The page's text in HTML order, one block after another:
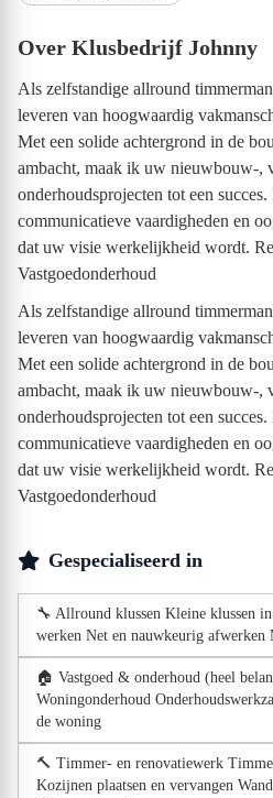
Over Klusbedrijf Johnny
Als zelfstandige allround
leveren van hoogwaardig
Met een solide achtergrond in de
ambacht, maak ik uw nieuwbouw-,
onderhoudsprojecten tot een
communicatieve vaardigheden en
dat uw visie werkelijkheid wordt.
Vastgoedonderhoud
Als zelfstandige allround
leveren van hoogwaardig
Met een solide achtergrond in de
ambacht, maak ik uw nieuwbouw-,
onderhoudsprojecten tot een
communicatieve vaardigheden en
dat uw visie werkelijkheid wordt.
Vastgoedonderhoud
Gespecialiseerd in
🔧 Allround klussen Kleine klussen
werken Net en nauwkeurig afwerken
🏠 Vastgoed & onderhoud (heel
Woningonderhoud
de woning
🔨 Timmer- en renovatiewerk
Kozijnen plaatsen en vervangen